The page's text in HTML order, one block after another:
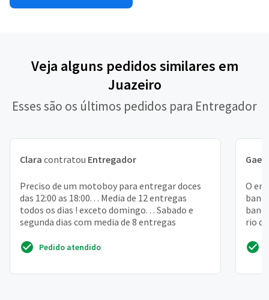
Veja alguns pedidos similares em
Juazeiro
Esses são os últimos pedidos para Entregador
Clara contratou Entregador
Preciso de um motoboy para entregar doces
das 12:00 as 18:00. . . Media de 12 entregas
todos os dias ! exceto domingo. . . Sabado e
segunda dias com media de 8 entregas
Pedido atendido
Gael
O
rio